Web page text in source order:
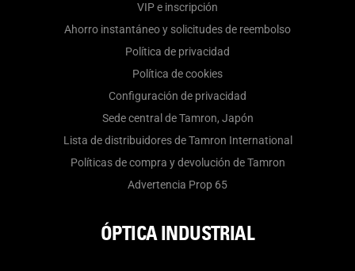
VIP e inscripción
Ahorro instantáneo y solicitudes de reembolso
Política de privacidad
Política de cookies
Configuración de privacidad
Sede central de Tamron, Japón
Lista de distribuidores de Tamron International
Políticas de compra y devolución de Tamron
Advertencia Prop 65
ÓPTICA INDUSTRIAL